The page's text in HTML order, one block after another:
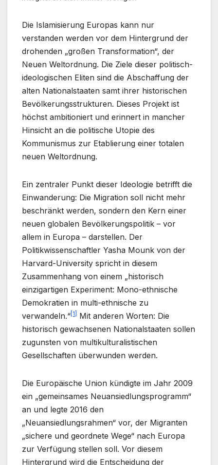
Die Islamisierung Europas kann nur
verstanden werden vor dem Hintergrund der
drohenden „großen Transformation“, der
Neuen Weltordnung. Die Ziele dieser politisch-
ideologischen Eliten sind die Abschaffung der
alten Nationalstaaten samt ihrer historischen
Bevölkerungsstrukturen. Dieses Projekt ist
höchst ambitioniert und erinnert in mancher
Hinsicht an die politische Utopie des
Kommunismus zur Etablierung einer totalen
neuen Weltordnung.
Ein zentraler Punkt dieser Ideologie betrifft die
Einwanderung: Die Migration soll nicht mehr
beschränkt werden, sondern den Kern einer
neuen globalen Bevölkerungspolitik – vor
allem in Europa – darstellen. Der
Politikwissenschaftler Yasha Mounk von der
Harvard-University spricht in diesem
Zusammenhang von einem „historisch
einzigartigen Experiment: Mono-ethnische
Demokratien in multi-ethnische zu
verwandeln.“ [1]
Mit anderen Worten: Die
historisch gewachsenen Nationalstaaten sollen
zugunsten von multikulturalistischen
Gesellschaften überwunden werden.
Die Europäische Union kündigte im Jahr 2009
ein „gemeinsames Neuansiedlungsprogramm“
an und legte 2016 den
„Neuansiedlungsrahmen“ vor, der Migranten
„sichere und geordnete Wege“ nach Europa
zur Verfügung stellen soll. Vor diesem
Hintergrund wird die Entscheidung der